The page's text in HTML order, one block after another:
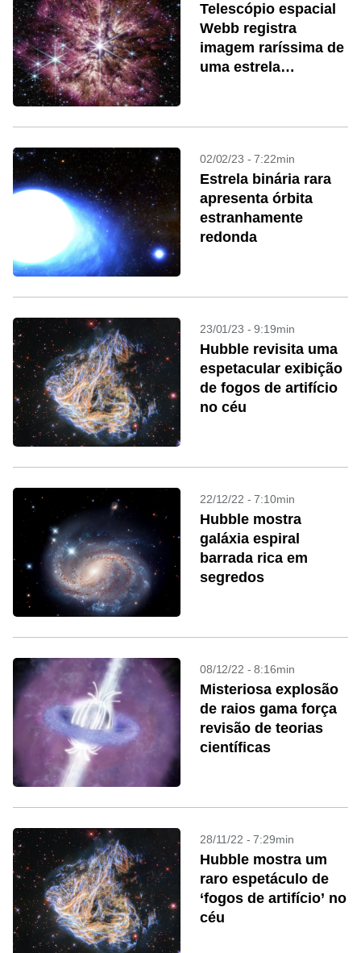
Telescópio espacial
Webb registra
imagem raríssima de
uma estrela
02/02/23 - 7:22min
Estrela binária rara
apresenta órbita
estranhamente
redonda
23/01/23 - 9:19min
Hubble revisita uma
espetacular exibição
de fogos de artifício
no céu
22/12/22 - 7:10min
Hubble mostra
galáxia espiral
barrada rica em
segredos
08/12/22 - 8:16min
Misteriosa explosão
de raios gama força
revisão de teorias
científicas
28/11/22 - 7:29min
Hubble mostra um
raro espetáculo de
‘fogos de artifício’ no
céu